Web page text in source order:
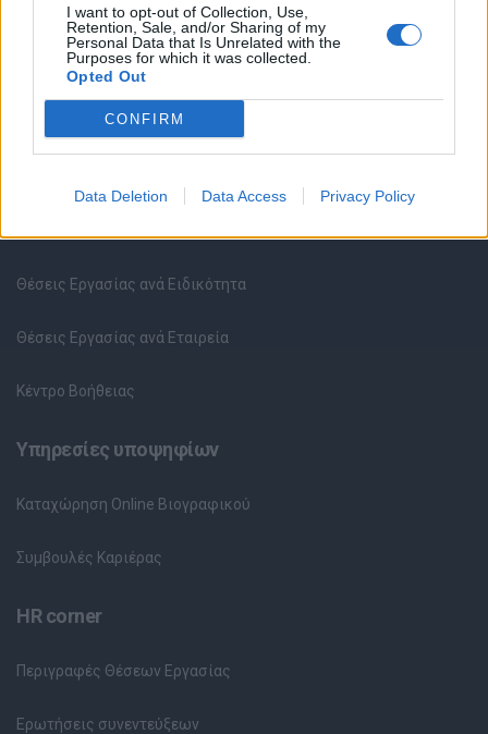
I want to opt-out of Collection, Use,
Retention, Sale, and/or Sharing of my
Personal Data that Is Unrelated with the
Purposes for which it was collected.
Opted Out
CONFIRM
Data Deletion Data Access Privacy Policy
Θέσεις Εργασίας ανά Ειδικότητα
Θέσεις Εργασίας ανά Εταιρεία
Κέντρο Βοήθειας
Υπηρεσίες υποψηφίων
Καταχώρηση Online Βιογραφικού
Συμβουλές Καριέρας
HR corner
Περιγραφές Θέσεων Εργασίας
Ερωτήσεις συνεντεύξεων